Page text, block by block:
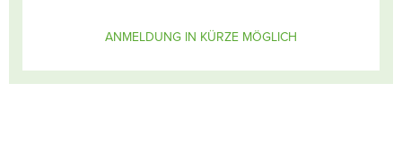
ANMELDUNG IN KÜRZE MÖGLICH